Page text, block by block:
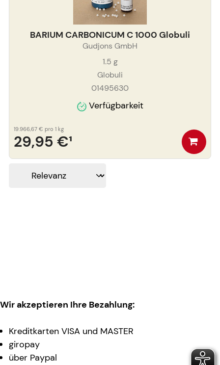
BARIUM CARBONICUM C 1000 Globuli
Gudjons GmbH
1.5 g
Globuli
01495630
Verfügbarkeit
29,95 €¹
19.966,67 € pro 1 kg
Wir akzeptieren Ihre Bezahlung:
Kreditkarten VISA und MASTER
giropay
über Paypal